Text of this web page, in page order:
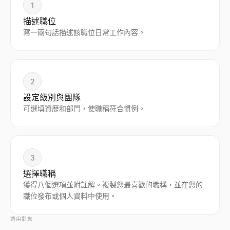
1
描述職位
寫一兩句話描述該職位日常工作內容。
2
設定級別與團隊
可選填資歷和部門，使職稱符合慣例。
3
選擇職稱
獲得八個選項並附註解。複製您最喜歡的職稱，並在您的
職位發布或個人資料中使用。
適用對象